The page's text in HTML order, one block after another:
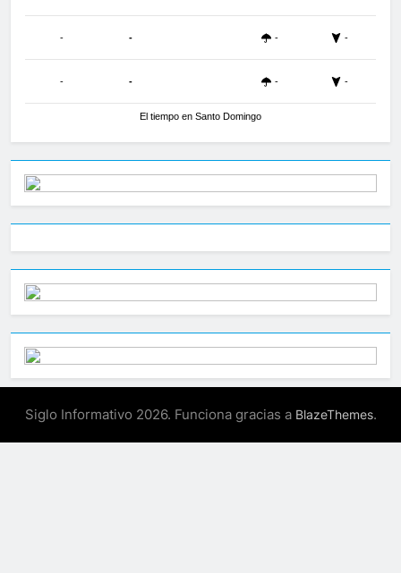
- - - -
- - - -
El tiempo en Santo Domingo
Siglo Informativo 2026. Funciona gracias a BlazeThemes.